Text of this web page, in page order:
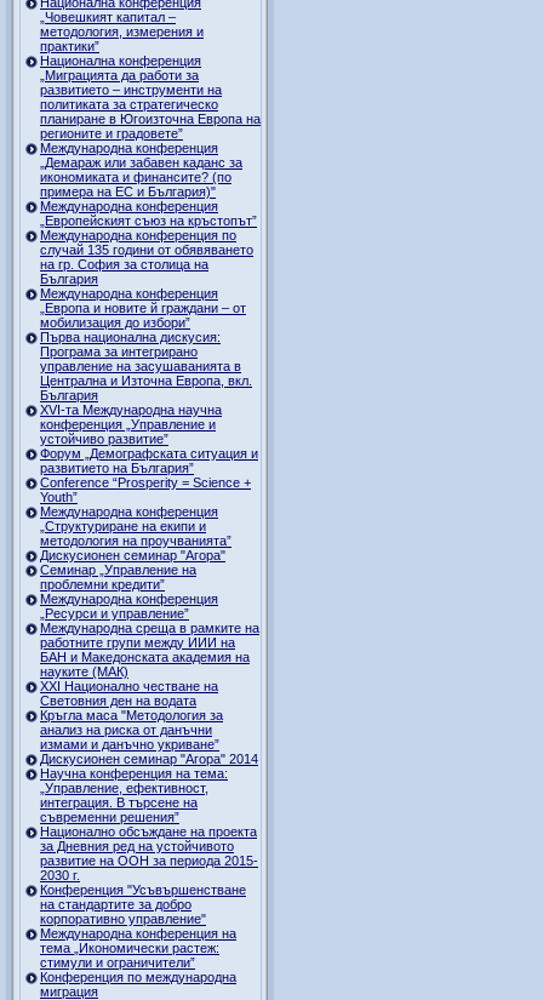
„Човешкият капитал –
методология, измерения и
практики”
Национална конференция
„Миграцията да работи за
развитието – инструменти на
политиката за стратегическо
планиране в Югоизточна Европа на
регионите и градовете”
Международна конференция
„Демараж или забавен каданс за
икономиката и финансите? (по
примера на ЕС и България)"
Международна конференция
„Европейският съюз на кръстопът”
Международна конференция по
случай 135 години от обявяването
на гр. София за столица на
България
Международна конференция
„Европа и новите й граждани – от
мобилизация до избори”
Първа национална дискусия:
Програма за интегрирано
управление на засушаванията в
Централна и Източна Европа, вкл.
България
ХVI-та Международна научна
конференция „Управление и
устойчиво развитие”
Форум „Демографската ситуация и
развитието на България”
Conference “Prosperity = Science +
Youth”
Международна конференция
„Структуриране на екипи и
методология на проучванията”
Дискусионен семинар "Агора"
Семинар „Управление на
проблемни кредити”
Международна конференция
„Ресурси и управление”
Международна среща в рамките на
работните групи между ИИИ на
БАН и Македонската академия на
науките (МАК)
XXI Национално честване на
Световния ден на водата
Кръгла маса "Методология за
анализ на риска от данъчни
измами и данъчно укриване”
Дискусионен семинар "Агора" 2014
Научна конференция на тема:
„Управление, ефективност,
интеграция. В търсене на
съвременни решения”
Национално обсъждане на проекта
за Дневния ред на устойчивото
развитие на ООН за периода 2015-
2030 г.
Конференция "Усъвършенстване
на стандартите за добро
корпоративно управление"
Международна конференция на
тема „Икономически растеж:
стимули и ограничители”
Конференция по международна
миграция